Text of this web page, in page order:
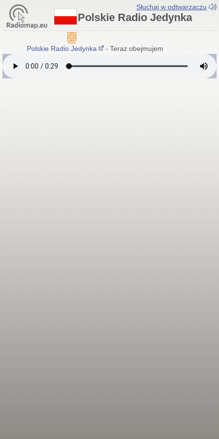
Słuchaj w odtwarzaczu
Polskie Radio Jedynka
Polskie Radio Jedynka - Teraz obejmujemy więcej